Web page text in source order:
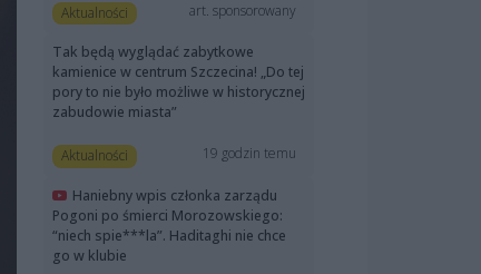
Aktualności art. sponsorowany
Tak będą wyglądać zabytkowe
kamienice w centrum Szczecina! „Do tej
pory to nie było możliwe w historycznej
zabudowie miasta”
Aktualności 19 godzin temu
Haniebny wpis członka zarządu
Pogoni po śmierci Morozowskiego:
“niech spie***la”. Haditaghi nie chce
go w klubie